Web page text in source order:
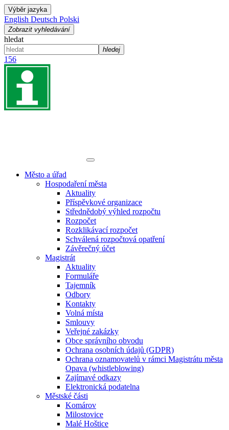
Výběr jazyka
English Deutsch Polski
Zobrazit vyhledávání
hledat
hledej
156
Město a úřad
Hospodaření města
Aktuality
Příspěvkové organizace
Střednědobý výhled rozpočtu
Rozpočet
Rozklikávací rozpočet
Schválená rozpočtová opatření
Závěrečný účet
Magistrát
Aktuality
Formuláře
Tajemník
Odbory
Kontakty
Volná místa
Smlouvy
Veřejné zakázky
Obce správního obvodu
Ochrana osobních údajů (GDPR)
Ochrana oznamovatelů v rámci Magistrátu města
Opava (whistleblowing)
Zajímavé odkazy
Elektronická podatelna
Městské části
Komárov
Milostovice
Malé Hoštice